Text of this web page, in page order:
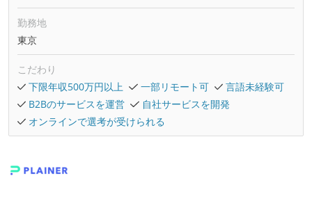
勤務地
東京
こだわり
下限年収500万円以上
一部リモート可
言語未経験可
B2Bのサービスを運営
自社サービスを開発
オンラインで選考が受けられる